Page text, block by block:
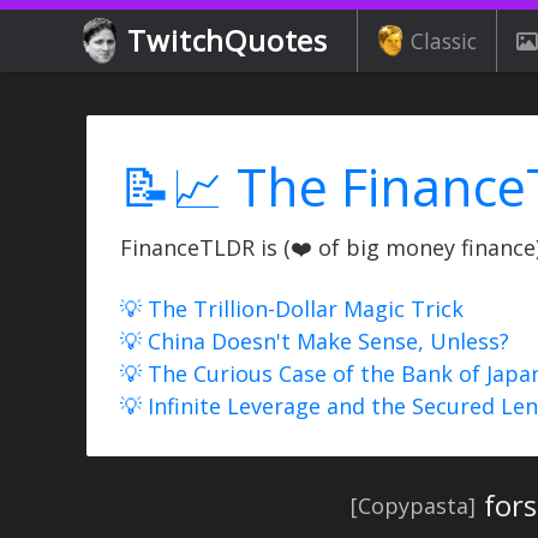
TwitchQuotes Classic
📝📈 The
FinanceTLDR is (❤️ of big money
💡 The Trillion-Dollar Magic Trick
💡 China Doesn't Make Sense, Unless?
💡 The Curious Case of the Bank of
💡 Infinite Leverage and the Secured
[Copypasta]